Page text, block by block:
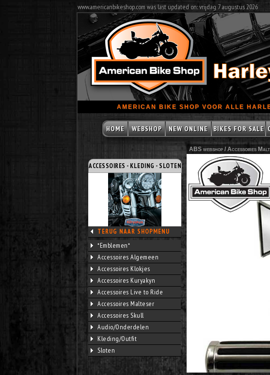
www.americanbikeshop.com was last updated on: vrijdag 7 augustus 2026
AMERICAN BIKE SHOP VOOR ALLE
HOME WEBSHOP NEW ONLINE BIKES FOR SALE
ACCESSOIRES - KLEDING - SLOTEN
TERUG NAAR SHOPMENU
*Emblemen*
Accessoires Algemeen
Accessoires Klokjes
Accessoires Kuryakyn
Accessoires Live to Ride
Accessoires Malteser
Accessoires Skull
Audio/Onderdelen
Kleding/Outfit
Sloten
ABS webshop / Accessoires